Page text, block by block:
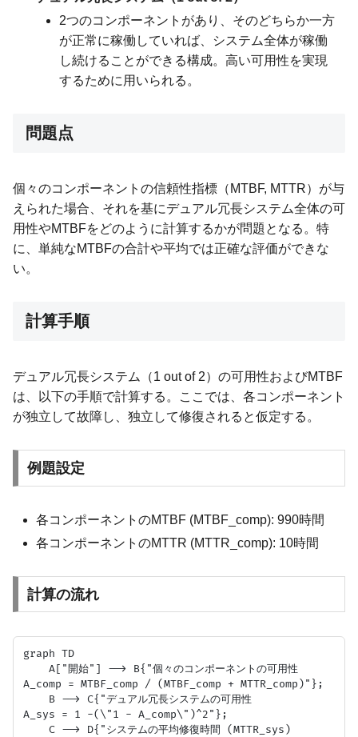
2つのコンポーネントがあり、そのどちらか一方
が正常に稼働していれば、システム全体が稼働
し続けることができる構成。高い可用性を実現
するために用いられる。
問題点
個々のコンポーネントの信頼性指標（MTBF, MTTR）が与
えられた場合、それを基にデュアル冗長システム全体の可
用性やMTBFをどのように計算するかが問題となる。特
に、単純なMTBFの合計や平均では正確な評価ができな
い。
計算手順
デュアル冗長システム（1 out of 2）の可用性およびMTBF
は、以下の手順で計算する。ここでは、各コンポーネント
が独立して故障し、独立して修復されると仮定する。
例題設定
各コンポーネントのMTBF (MTBF_comp): 990時間
各コンポーネントのMTTR (MTTR_comp): 10時間
計算の流れ
graph TD
    A["開始"] --> B{"個々のコンポーネントの可用性
A_comp = MTBF_comp / (MTBF_comp + MTTR_comp)"};
    B --> C{"デュアル冗長システムの可用性
A_sys = 1 -(\"1 - A_comp\")^2"};
    C --> D{"システムの平均修復時間 (MTTR_sys)